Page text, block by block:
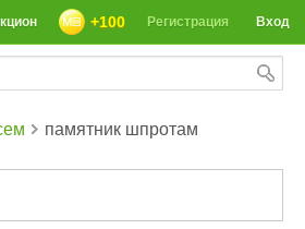
СЕГОДНЯ: 39142 РЕЦЕПТА
Вход
Регистрация
+100
памятник шпротам